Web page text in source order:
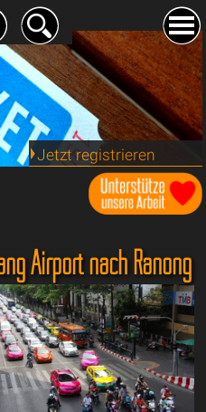
Jetzt registrieren
Airport nach Ranong